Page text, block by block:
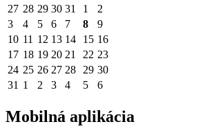
27 28 29 30 31 1
2
3
4 5 6 7 8
9
10 11 12 13 14 15 16
17 18 19 20 21 22 23
24 25 26 27 28 29 30
31 1 2 3 4 5 6
Mobilná aplikácia